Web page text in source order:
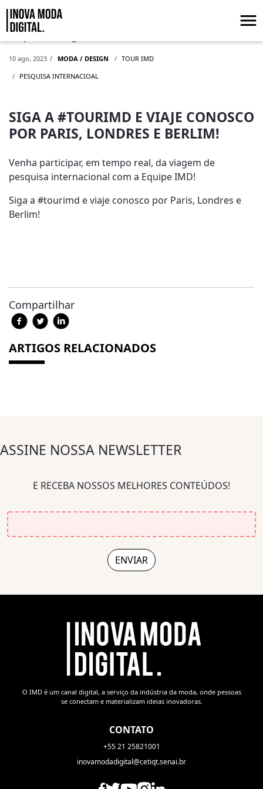
Pular para o Conteúdo principal
Tour Internacional IMD
10 ago, 2023 MODA / DESIGN
TOUR IMD
PESQUISA INTERNACIOAL
SIGA A #TOURIMD E VIAJE CONOSCO
POR PARIS, LONDRES E BERLIM!
Venha participar, em tempo real, da viagem de
pesquisa internacional com a Equipe IMD!
Siga a #tourimd e viaje conosco por Paris, Londres e
Berlim!
Compartilhar
ARTIGOS RELACIONADOS
ASSINE NOSSA NEWSLETTER
E RECEBA NOSSOS MELHORES CONTEÚDOS!
O IMD é um canal digital, a serviço da indústria da moda, onde pessoas
se conectam e materializam ideias inovadoras.
CONTATO
+55 21 25821001
inovamodadigital@cetiqt.senai.br